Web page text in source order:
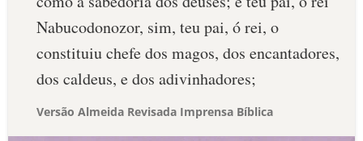
Nabucodonozor, sim, teu pai, ó rei, o
constituiu chefe dos magos, dos encantadores,
dos caldeus, e dos adivinhadores;
Versão Almeida Revisada Imprensa Bíblica